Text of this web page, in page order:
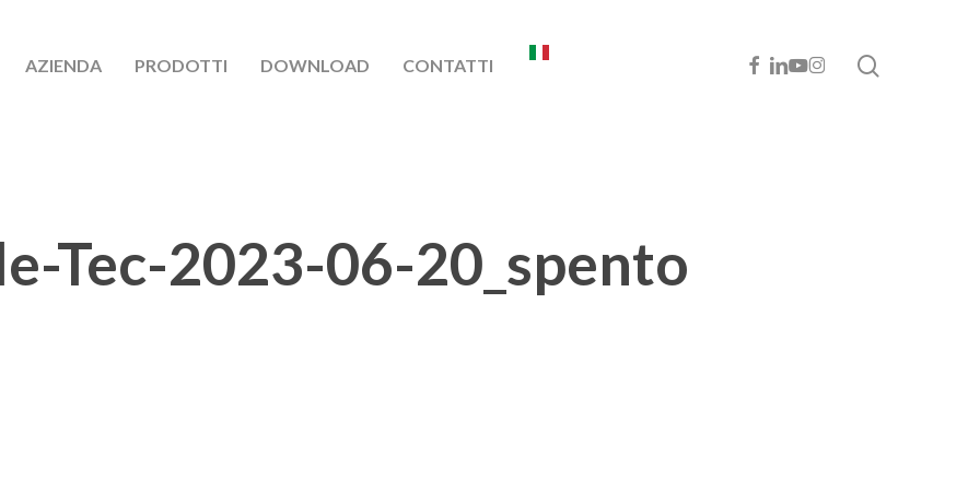
AZIENDA PRODOTTI DOWNLOAD CONTATTI FACEBOOK
LINKEDIN
YOUTUBE
INSTAGRAM
Tec-2023-06-20_spento